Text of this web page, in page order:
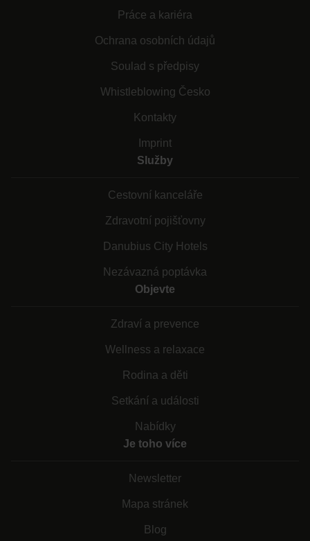
Práce a kariéra
Ochrana osobních údajů
Soulad s předpisy
Whistleblowing Česko
Kontakty
Imprint
Služby
Cestovní kanceláře
Zdravotní pojišťovny
Danubius City Hotels
Nezávazná poptávka
Objevte
Zdraví a prevence
Wellness a relaxace
Rodina a děti
Setkání a události
Nabídky
Je toho více
Newsletter
Mapa stránek
Blog